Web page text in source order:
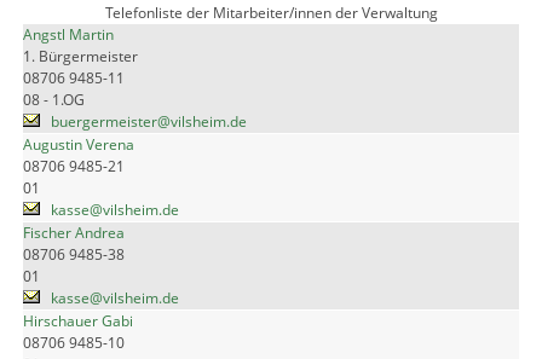
Telefonliste der Mitarbeiter/innen der Verwaltung
Angstl Martin
1. Bürgermeister
08706 9485-11
08 - 1.OG
buergermeister@vilsheim.de
Augustin Verena
08706 9485-21
01
kasse@vilsheim.de
Fischer Andrea
08706 9485-38
01
kasse@vilsheim.de
Hirschauer Gabi
08706 9485-10